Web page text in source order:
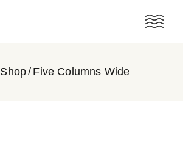
Shop Five Columns Wide